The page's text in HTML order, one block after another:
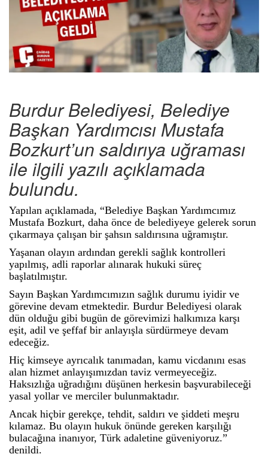
Burdur Belediyesi, Belediye
Başkan Yardımcısı Mustafa
Bozkurt’un saldırıya uğraması
ile ilgili yazılı açıklamada
bulundu.
Yapılan açıklamada, “Belediye Başkan Yardımcımız
Mustafa Bozkurt, daha önce de belediyeye gelerek sorun
çıkarmaya çalışan bir şahsın saldırısına uğramıştır.
Yaşanan olayın ardından gerekli sağlık kontrolleri
yapılmış, adli raporlar alınarak hukuki süreç
başlatılmıştır.
Sayın Başkan Yardımcımızın sağlık durumu iyidir ve
görevine devam etmektedir. Burdur Belediyesi olarak
dün olduğu gibi bugün de görevimizi halkımıza karşı
eşit, adil ve şeffaf bir anlayışla sürdürmeye devam
edeceğiz.
Hiç kimseye ayrıcalık tanımadan, kamu vicdanını esas
alan hizmet anlayışımızdan taviz vermeyeceğiz.
Haksızlığa uğradığını düşünen herkesin başvurabileceği
yasal yollar ve merciler bulunmaktadır.
Ancak hiçbir gerekçe, tehdit, saldırı ve şiddeti meşru
kılamaz. Bu olayın hukuk önünde gereken karşılığı
bulacağına inanıyor, Türk adaletine güveniyoruz.”
denildi.